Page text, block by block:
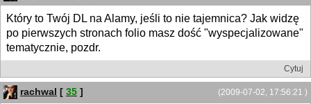
Który to Twój DL na Alamy, jeśli to nie tajemnica? Jak widzę
po pierwszych stronach folio masz dość "wyspecjalizowane"
tematycznie, pozdr.
Cytuj
(2009-07-02, 17:56:21 )
rachwal [ 35 ]